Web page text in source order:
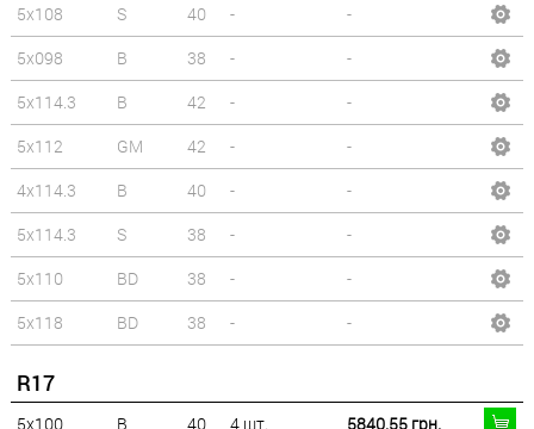
5x108
S 40 -
-
5x098
B 38 -
-
5x114.3
B 42 -
-
5x112
GM 42 -
-
4x114.3
B 40 -
-
5x114.3
S 38 -
-
5x110
BD 38 -
-
5x118
BD 38 - -
R17
5x100 B 40 4 шт.
5840.55 грн.